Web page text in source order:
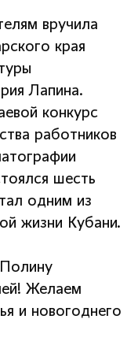
вручила
края
Лапина.
конкурс
работников
шесть
одним из
жизни Кубани.
Желаем
и новогоднего